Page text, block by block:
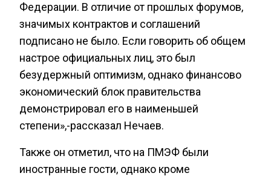
Федерации. В отличие от прошлых форумов,
значимых контрактов и соглашений
подписано не было. Если говорить об общем
настрое официальных лиц, это был
безудержный оптимизм, однако финансово
экономический блок правительства
демонстрировал его в наименьшей
степени»,-рассказал Нечаев.
Также он отметил, что на ПМЭФ были
иностранные гости, однако кроме